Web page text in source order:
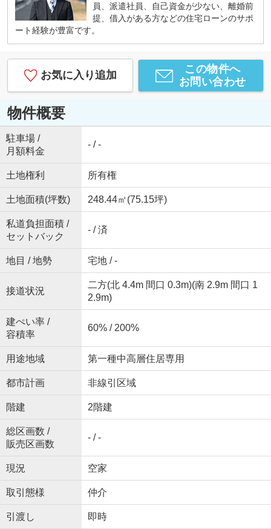
員、派遣社員、自己資金が少ない、離婚前
提、借入がある方などの住宅ローンのサポ
ート経験が豊富です。
お気に入り追加
この物件へ
お問い合わせ
物件概要
駐車場 /
月額料金
- / -
土地権利 所有権
土地面積(坪数) 248.44㎡(75.15坪)
私道負担面積 /
セットバック
- / 済
地目 / 地勢 宅地 / -
接道状況
二方(北 4.4m 間口 0.3m)(南 2.9m 間口 1
2.9m)
建ぺい率 /
容積率
60% / 200%
用途地域 第一種中高層住居専用
都市計画 非線引区域
階建 2階建
総区画数 /
販売区画数
- / -
現況 空家
取引態様 仲介
引渡し 即時